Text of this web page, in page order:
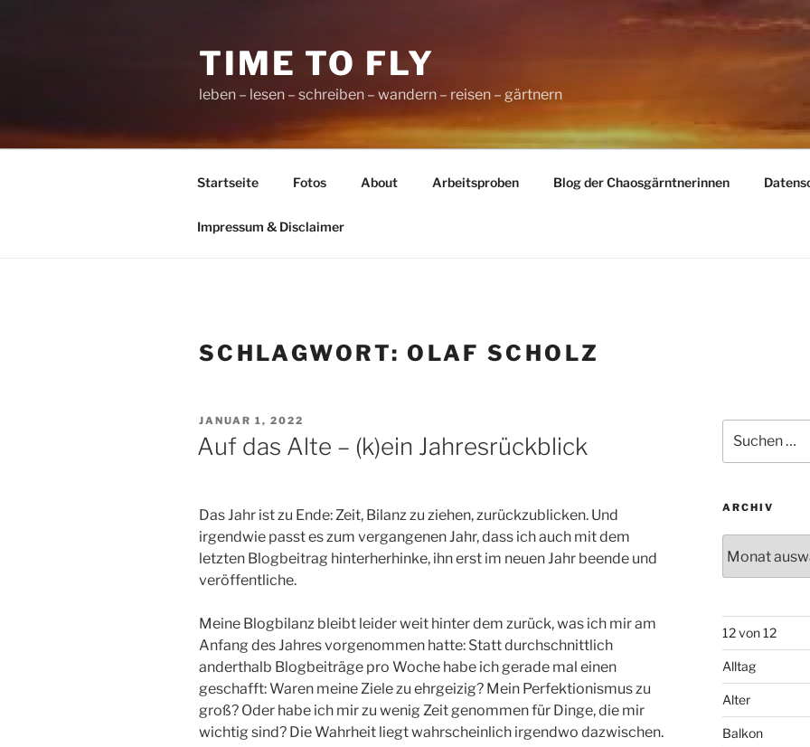
TIME TO FLY
leben – lesen – schreiben – wandern – reisen – gärtnern
Startseite Fotos About Arbeitsproben Blog der Chaosgärntnerinnen
Impressum & Disclaimer
SCHLAGWORT: OLAF SCHOLZ
VERÖFFENTLICHT
AM
JANUAR 1, 2022
Auf das Alte – (k)ein Jahresrückblick
Das Jahr ist zu Ende: Zeit, Bilanz zu ziehen, zurückzublicken. Und
irgendwie passt es zum vergangenen Jahr, dass ich auch mit dem
letzten Blogbeitrag hinterherhinke, ihn erst im neuen Jahr beende und
veröffentliche.
Meine Blogbilanz bleibt leider weit hinter dem zurück, was ich mir am
Anfang des Jahres vorgenommen hatte: Statt durchschnittlich
anderthalb Blogbeiträge pro Woche habe ich gerade mal einen
geschafft: Waren meine Ziele zu ehrgeizig? Mein Perfektionismus zu
groß? Oder habe ich mir zu wenig Zeit genommen für Dinge, die mir
wichtig sind? Die Wahrheit liegt wahrscheinlich irgendwo dazwischen.
nach:
ARCHIV
12 von 12
Alltag
Alter
Balkon